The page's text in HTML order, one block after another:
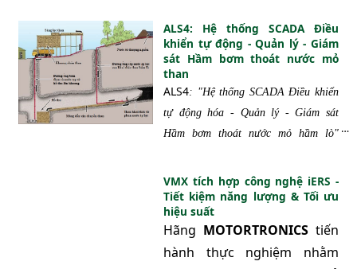
công nghệ mới nhất có tính năng
hãm tái sinh trả năng lượng về lưới
kết hợp với hê thống SCADA để dự
phòng (vận hành song song) cho hệ
thống điều khiển sẵn có (hiện đã áp
dụng tại Công ty than Uông Bí).
ALS4: Hệ thống SCADA Điều
khiển tự động - Quản lý - Giám
sát Hầm bơm thoát nước mỏ
than
ALS4: "Hệ thống SCADA Điều khiển
tự động hóa - Quản lý - Giám sát
Hầm bơm thoát nước mỏ hầm lò"
thức truyền thông công nghiệp
thế hệ 4.0 - chuẩn giao thức
OPC UA (Open Platform
Communication Unified
Architecture) kiến trúc liên kết
VMX tích hợp công nghệ iERS -
Tiết kiệm năng lượng & Tối ưu
hiệu suất
Hãng MOTORTRONICS tiến
hành thực nghiệm nhằm